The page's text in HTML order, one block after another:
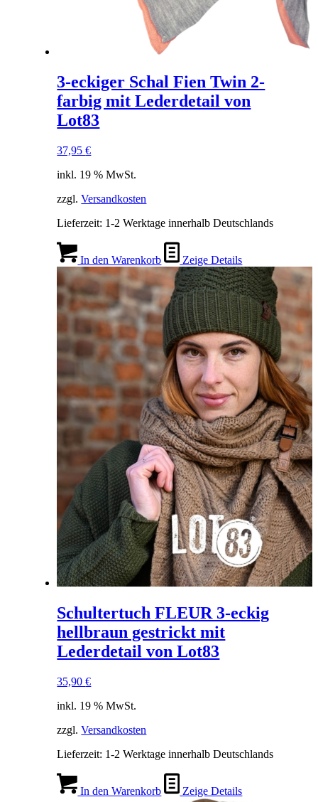
3-eckiger Schal Fien Twin 2-
farbig mit Lederdetail von
Lot83
37,95€
inkl. 19 % MwSt.
zzgl.Versandkosten
Lieferzeit: 1-2 Werktage innerhalb Deutschlands
In den Warenkorb Zeige Details
Schultertuch FLEUR 3-eckig
hellbraun gestrickt mit
Lederdetail von Lot83
35,90€
inkl. 19 % MwSt.
zzgl.Versandkosten
Lieferzeit: 1-2 Werktage innerhalb Deutschlands
In den Warenkorb Zeige Details